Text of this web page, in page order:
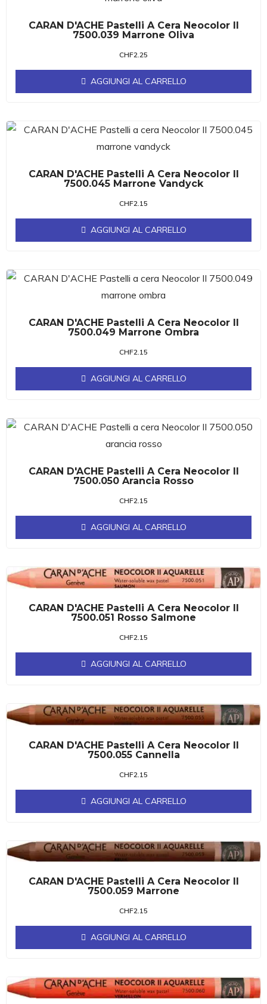
CARAN D'ACHE Pastelli A Cera Neocolor II
7500.039 Marrone Oliva
CHF2.25
AGGIUNGI AL CARRELLO
CARAN D'ACHE Pastelli A Cera Neocolor II
7500.045 Marrone Vandyck
CHF2.15
AGGIUNGI AL CARRELLO
CARAN D'ACHE Pastelli A Cera Neocolor II
7500.049 Marrone Ombra
CHF2.15
AGGIUNGI AL CARRELLO
CARAN D'ACHE Pastelli A Cera Neocolor II
7500.050 Arancia Rosso
CHF2.15
AGGIUNGI AL CARRELLO
CARAN D'ACHE Pastelli A Cera Neocolor II
7500.051 Rosso Salmone
CHF2.15
AGGIUNGI AL CARRELLO
CARAN D'ACHE Pastelli A Cera Neocolor II
7500.055 Cannella
CHF2.15
AGGIUNGI AL CARRELLO
CARAN D'ACHE Pastelli A Cera Neocolor II
7500.059 Marrone
CHF2.15
AGGIUNGI AL CARRELLO